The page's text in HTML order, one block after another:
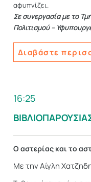
αφυπνίζει.
Σε συνεργασία με το
Πολιτισμού –
Διαβάστε
16:25
Ο αστερίας και το
Με την Αίγλη